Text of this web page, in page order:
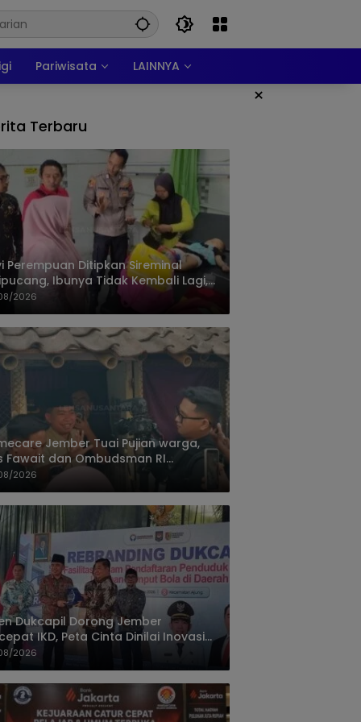
Pariwisata LAINNYA
×
Terbaru
Perempuan Ditipkan Sireminal
Ibunya Tidak Kembali Lagi,
Telusuri Keberadaan Orang Tua
2026
Jember Tuai Pujian warga,
Fawait dan Ombudsman RI
Layanan Kesehatan Rumah
2026
Dukcapil Dorong Jember
IKD, Peta Cinta Dinilai Inovasi
Terbaik
2026